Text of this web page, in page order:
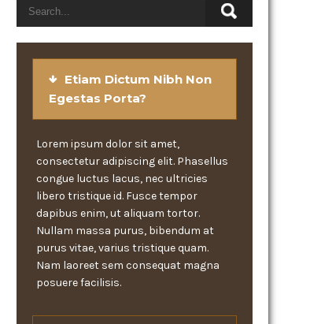
Etiam Dictum Nibh Non
Egestas Porta?
Lorem ipsum dolor sit amet,
consectetur adipiscing elit. Phasellus
congue luctus lacus, nec ultricies
libero tristique id. Fusce tempor
dapibus enim, ut aliquam tortor.
Nullam massa purus, bibendum at
purus vitae, varius tristique quam.
Nam laoreet sem consequat magna
posuere facilisis.